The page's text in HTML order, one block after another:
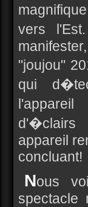
vers
"joujou"
qui
d'�clairs
appareil
concluant!
Nous
spectacle